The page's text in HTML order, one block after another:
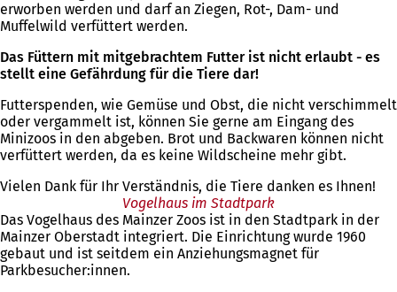
erworben werden und darf an Ziegen, Rot-, Dam- und
Muffelwild verfüttert werden.
Das Füttern mit mitgebrachtem Futter ist nicht erlaubt - es
stellt eine Gefährdung für die Tiere dar!
Futterspenden, wie Gemüse und Obst, die nicht verschimmelt
oder vergammelt ist, können Sie gerne am Eingang des
Minizoos in den abgeben. Brot und Backwaren können nicht
verfüttert werden, da es keine Wildscheine mehr gibt.
Vielen Dank für Ihr Verständnis, die Tiere danken es Ihnen!
Vogelhaus im Stadtpark
Das Vogelhaus des Mainzer Zoos ist in den Stadtpark in der
Mainzer Oberstadt integriert. Die Einrichtung wurde 1960
gebaut und ist seitdem ein Anziehungsmagnet für
Parkbesucher:innen.